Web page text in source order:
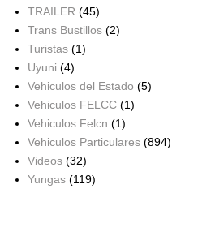
TRAILER (45)
Trans Bustillos (2)
Turistas (1)
Uyuni (4)
Vehiculos del Estado (5)
Vehiculos FELCC (1)
Vehiculos Felcn (1)
Vehiculos Particulares (894)
Videos (32)
Yungas (119)